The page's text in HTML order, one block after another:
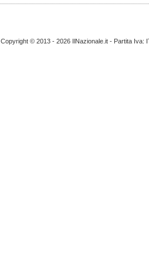
Copyright © 2013 - 2026 IlNazionale.it - Partita Iva: